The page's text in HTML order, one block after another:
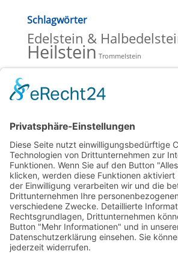
Schlagwörter
Edelstein &
Heilstein Trommelstein
Beiträge Blog
Verkaufsschlager bei Saunaöl & Duftöl
Mineralsteine, Heilsteine und Schmucksteine
Spitzner Saunaufguss, Duschschaum und
Kategorien Blog
Aromatherapie(5)
Heilsteine(1)
Homepage(5)